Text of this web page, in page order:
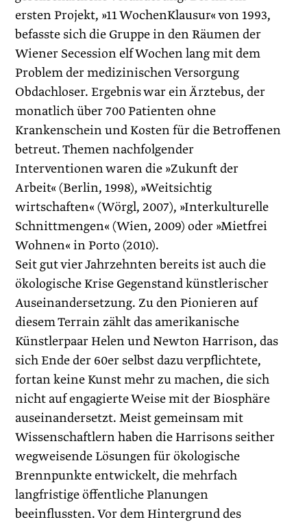
ersten Projekt, »11 WochenKlausur« von 1993,
befasste sich die Gruppe in den Räumen der
Wiener Secession elf Wochen lang mit dem
Problem der medizinischen Versorgung
Obdachloser. Ergebnis war ein Ärztebus, der
monatlich über 700 Patienten ohne
Krankenschein und Kosten für die Betroffenen
betreut. Themen nachfolgender
Interventionen waren die »Zukunft der
Arbeit« (Berlin, 1998), »Weitsichtig
wirtschaften« (Wörgl, 2007), »Interkulturelle
Schnittmengen« (Wien, 2009) oder »Mietfrei
Wohnen« in Porto (2010).
Seit gut vier Jahrzehnten bereits ist auch die
ökologische Krise Gegenstand künstlerischer
Auseinandersetzung. Zu den Pionieren auf
diesem Terrain zählt das amerikanische
Künstlerpaar Helen und Newton Harrison, das
sich Ende der 60er selbst dazu verpflichtete,
fortan keine Kunst mehr zu machen, die sich
nicht auf engagierte Weise mit der Biosphäre
auseinandersetzt. Meist gemeinsam mit
Wissenschaftlern haben die Harrisons seither
wegweisende Lösungen für ökologische
Brennpunkte entwickelt, die mehrfach
langfristige öffentliche Planungen
beeinflussten. Vor dem Hintergrund des